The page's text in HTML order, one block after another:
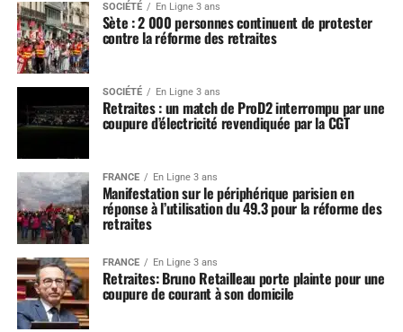
SOCIÉTÉ En Ligne 3 ans
Sète : 2 000 personnes continuent de protester
contre la réforme des retraites
SOCIÉTÉ En Ligne 3 ans
Retraites : un match de ProD2 interrompu par une
coupure d’électricité revendiquée par la CGT
FRANCE En Ligne 3 ans
Manifestation sur le périphérique parisien en
réponse à l’utilisation du 49.3 pour la réforme des
retraites
FRANCE En Ligne 3 ans
Retraites: Bruno Retailleau porte plainte pour une
coupure de courant à son domicile